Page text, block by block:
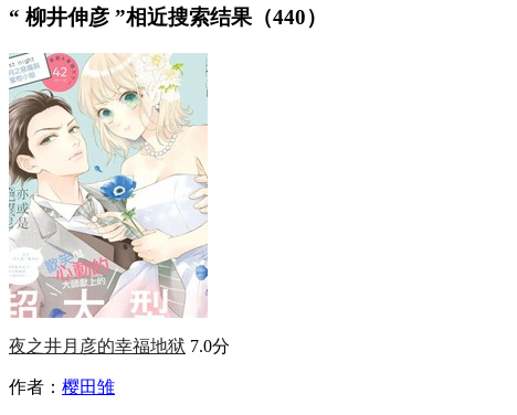
“ 柳井伸彦 ”相近搜索结果（440）
夜之井月彦的幸福地狱 7.0分
作者： 樱田雏